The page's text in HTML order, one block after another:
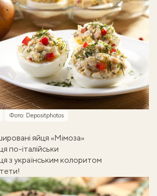
Фото: Depositphotos
яйця «Мімоза»
по-італійськи
з українським колоритом